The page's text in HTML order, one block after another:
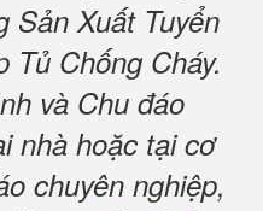
Sản Xuất Tuyển
Tủ Chống Cháy.
và Chu đáo
nhà hoặc tại cơ
chuyên nghiệp,